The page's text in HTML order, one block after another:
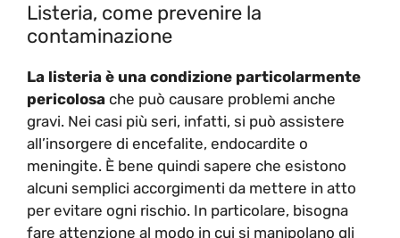
Listeria, come prevenire la
contaminazione
La listeria è una condizione particolarmente
pericolosa che può causare problemi anche
gravi. Nei casi più seri, infatti, si può assistere
all’insorgere di encefalite, endocardite o
meningite. È bene quindi sapere che esistono
alcuni semplici accorgimenti da mettere in atto
per evitare ogni rischio. In particolare, bisogna
fare attenzione al modo in cui si manipolano gli